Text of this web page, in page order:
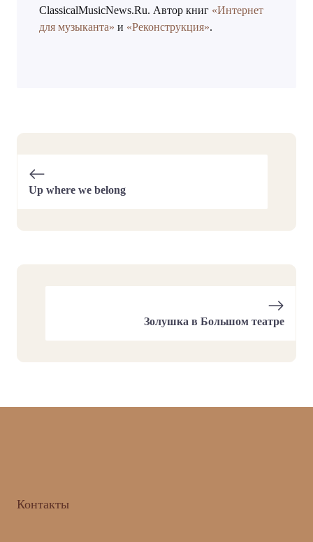
ClassicalMusicNews.Ru. Автор книг «Интернет
для музыканта» и «Реконструкция».
Up where we belong
Золушка в Большом театре
Контакты